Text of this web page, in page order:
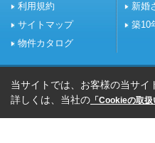
利用規約
サイトマップ
物件カタログ
新婚
築10
当サイトでは、お客様の当サ
詳しくは、当社の 「Cookieの取扱